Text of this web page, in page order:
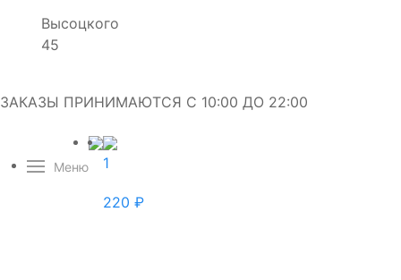
Высоцкого
45
ЗАКАЗЫ ПРИНИМАЮТСЯ С 10:00 ДО 22:00
Меню 1
220 ₽